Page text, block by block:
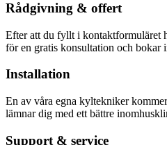
Rådgivning & offert
Efter att du fyllt i kontaktformuläret
för en gratis konsultation och bokar
Installation
En av våra egna kyltekniker
lämnar dig med ett bättre
Support & service